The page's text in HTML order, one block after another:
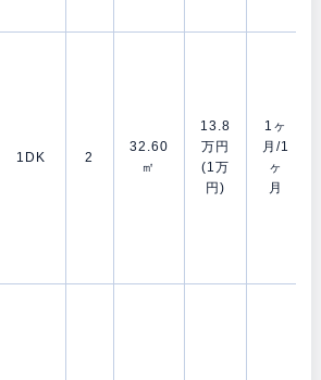
1DK 2
32.60
㎡
13.8
万円
(1万
円)
1ヶ
月/1
ヶ
月